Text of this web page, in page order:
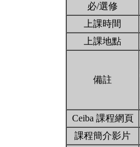
必/選修
上課時間
上課地點
備註
Ceiba 課程網頁
課程簡介影片